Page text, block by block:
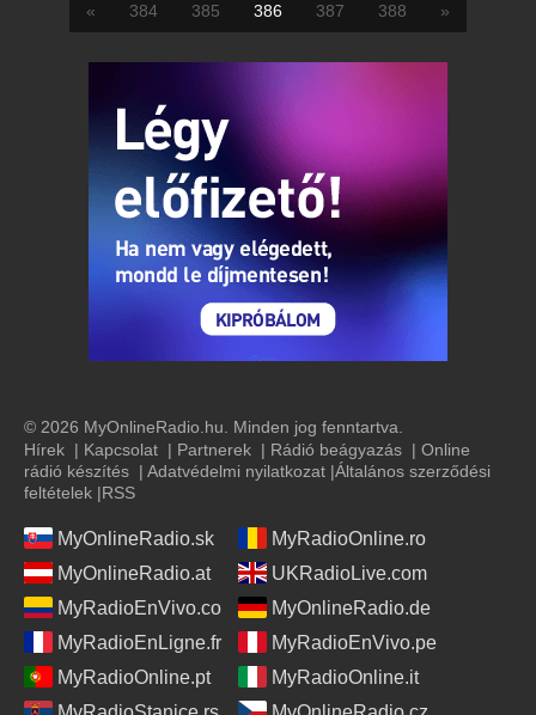
« 384 385 386 387 388 »
© 2026 MyOnlineRadio.hu. Minden jog fenntartva.
Hírek | Kapcsolat | Partnerek | Rádió beágyazás | Online
rádió készítés | Adatvédelmi nyilatkozat |Általános szerződési
feltételek |RSS
MyOnlineRadio.sk
MyRadioOnline.ro
MyOnlineRadio.at
UKRadioLive.com
MyRadioEnVivo.co
MyOnlineRadio.de
MyRadioEnLigne.fr
MyRadioEnVivo.pe
MyRadioOnline.pt
MyRadioOnline.it